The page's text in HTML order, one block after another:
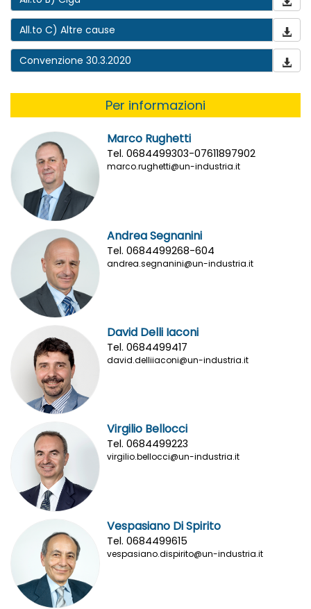
All.to C) Altre cause
Convenzione 30.3.2020
Per informazioni
Marco Rughetti
Tel. 0684499303-07611897902
marco.rughetti@un-industria.it
Andrea Segnanini
Tel. 0684499268-604
andrea.segnanini@un-industria.it
David Delli Iaconi
Tel. 0684499417
david.delliiaconi@un-industria.it
Virgilio Bellocci
Tel. 0684499223
virgilio.bellocci@un-industria.it
Vespasiano Di Spirito
Tel. 0684499615
vespasiano.dispirito@un-industria.it